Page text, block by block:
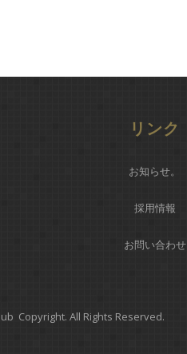
リンク
お知らせ。
採用情報
お問い合わせ
Copyright. All Rights Reserved.